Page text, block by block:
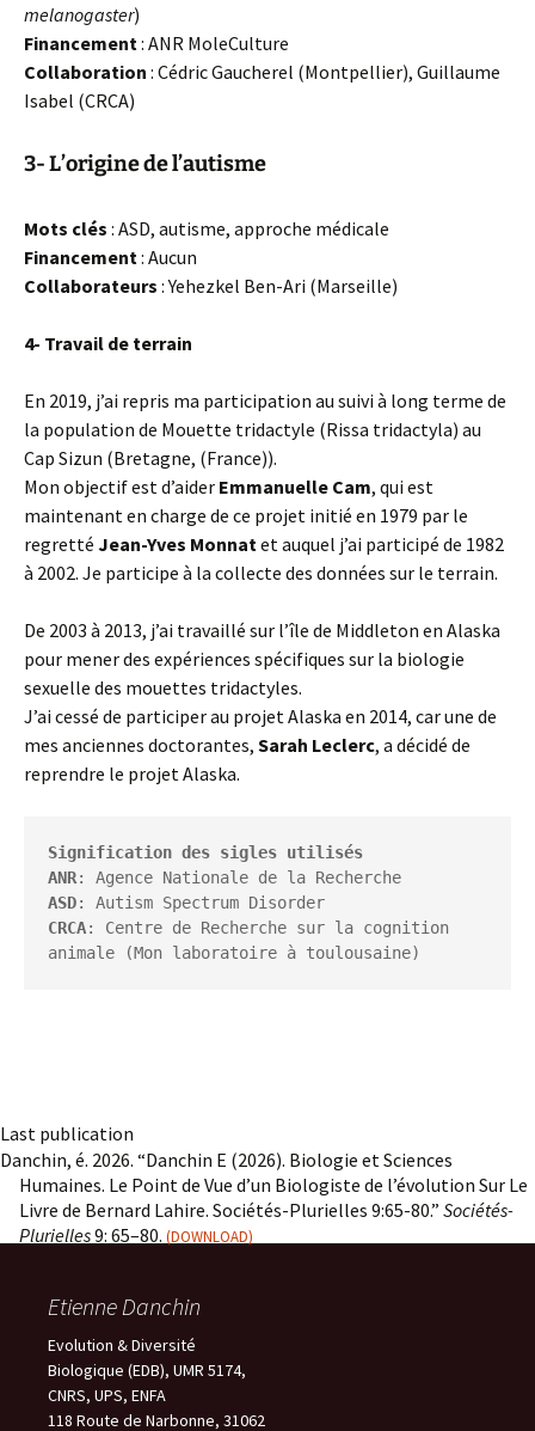
melanogaster)
Financement: ANR MoleCulture
Collaboration : Cédric Gaucherel (Montpellier), Guillaume
Isabel (CRCA)
3- L’origine de l’autisme
Mots clés : ASD, autisme, approche médicale
Financement: Aucun
Collaborateurs : Yehezkel Ben-Ari (Marseille)
4- Travail de terrain
En 2019, j’ai repris ma participation au suivi à long terme de
la population de Mouette tridactyle (Rissa tridactyla) au
Cap Sizun (Bretagne, (France)).
Mon objectif est d’aider Emmanuelle Cam, qui est
maintenant en charge de ce projet initié en 1979 par le
regretté Jean-Yves Monnatet auquel j’ai participé de 1982
à 2002. Je participe à la collecte des données sur le terrain.
De 2003 à 2013, j’ai travaillé sur l’île de Middleton en Alaska
pour mener des expériences spécifiques sur la biologie
sexuelle des mouettes tridactyles.
J’ai cessé de participer au projet Alaska en 2014, car une de
mes anciennes doctorantes, Sarah Leclerc, a décidé de
reprendre le projet Alaska.
Signification des sigles utilisés
ANR
ASD
CRCA: Centre de Recherche sur la cognition
animale (Mon laboratoire à toulousaine)
Last publication
Danchin, é. 2026. “Danchin E (2026). Biologie et Sciences
Humaines. Le Point de Vue d’un Biologiste de l’évolution Sur Le
Livre de Bernard Lahire. Sociétés-Plurielles 9:65-80.” Sociétés-
Plurielles9: 65–80. DOWNLOAD
Etienne Danchin
Evolution & Diversité
Biologique (EDB), UMR 5174,
CNRS, UPS, ENFA
118 Route de Narbonne, 31062